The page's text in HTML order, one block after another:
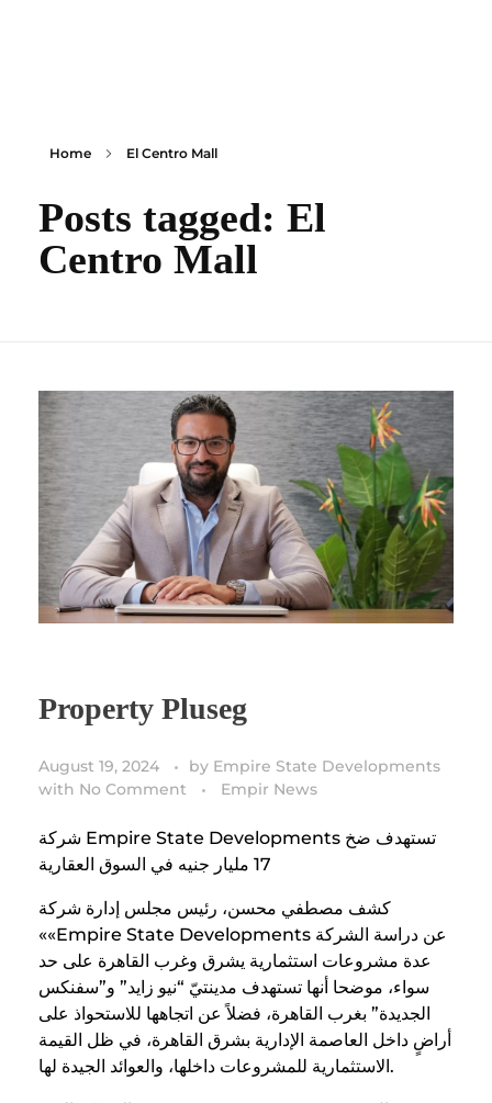
Home El Centro Mall
Posts tagged: El
Centro Mall
Property Pluseg
August 19, 2024 by Empire State Developments
with No Comment Empir News
شركة Empire State Developments تستهدف ضخ
كشف مصطفي محسن، رئيس مجلس إدارة شركة
««Empire State Developments عن دراسة الشركة
عدة مشروعات استثمارية يشرق وغرب القاهرة على حد
سواء، موضحا أنها تستهدف مدينتيّ “نيو زايد” و”سفنكس
الجديدة” بغرب القاهرة، فضلاً عن اتجاهها للاستحواذ على
أراضٍ داخل العاصمة الإدارية بشرق القاهرة، في ظل القيمة
الاستثمارية للمشروعات داخلها، والعوائد الجيدة لها.